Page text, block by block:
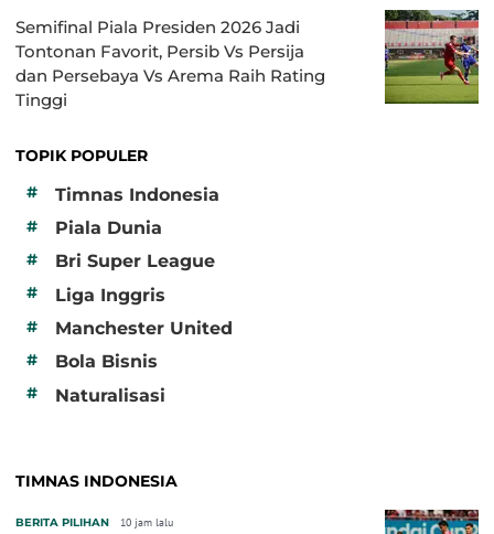
Semifinal Piala Presiden 2026 Jadi
Tontonan Favorit, Persib Vs Persija
dan Persebaya Vs Arema Raih Rating
Tinggi
TOPIK POPULER
#
Timnas Indonesia
# Piala Dunia
# Bri Super League
# Liga Inggris
# Manchester United
# Bola Bisnis
# Naturalisasi
TIMNAS INDONESIA
BERITA PILIHAN 10 jam lalu